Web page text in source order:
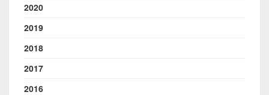
2020
2019
2018
2017
2016